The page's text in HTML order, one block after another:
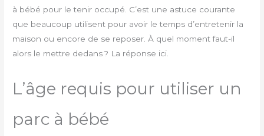
à bébé pour le tenir occupé. C’est une astuce courante
que beaucoup utilisent pour avoir le temps d’entretenir la
maison ou encore de se reposer. À quel moment faut-il
alors le mettre dedans ? La réponse ici.
L’âge requis pour utiliser un
parc à bébé